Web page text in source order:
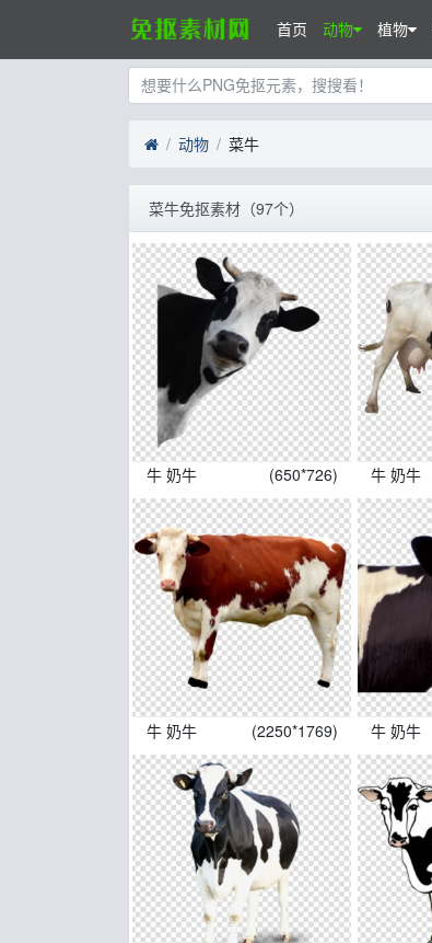
首页 动物 植物
动物 菜牛
菜牛免抠素材（97个）
牛 奶牛 (650*726) 牛 奶牛
牛 奶牛 (2250*1769) 牛 奶牛